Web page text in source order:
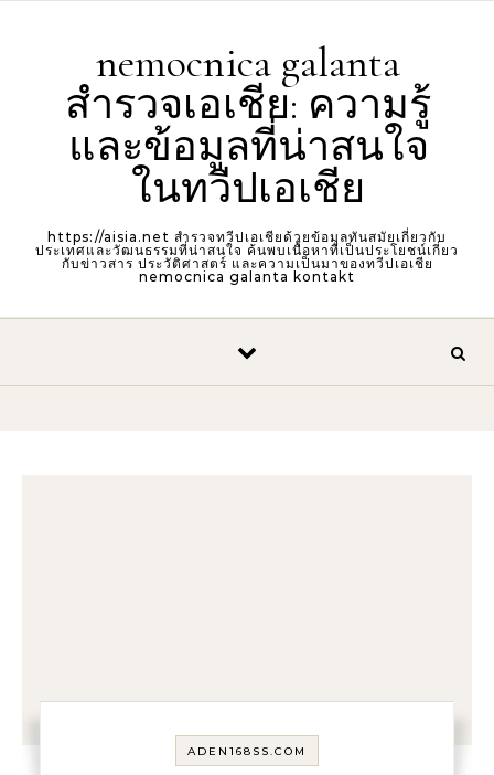
nemocnica galanta
สำรวจเอเชีย: ความรู้
และข้อมูลที่น่าสนใจ
ในทวีปเอเชีย
https://aisia.net สำรวจทวีปเอเชียด้วยข้อมูลทันสมัยเกี่ยวกับ
ประเทศและวัฒนธรรมที่น่าสนใจ ค้นพบเนื้อหาที่เป็นประโยชน์เกี่ยว
กับข่าวสาร ประวัติศาสตร์ และความเป็นมาของทวีปเอเชีย
nemocnica galanta kontakt
ADEN168SS.COM